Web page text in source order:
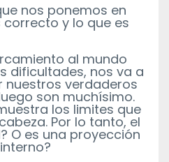
nos ponemos en
correcto y lo que es
al mundo
dificultades, nos va a
verdaderos
son muchísimo.
los limites que
Por lo tanto, el
O es una proyección